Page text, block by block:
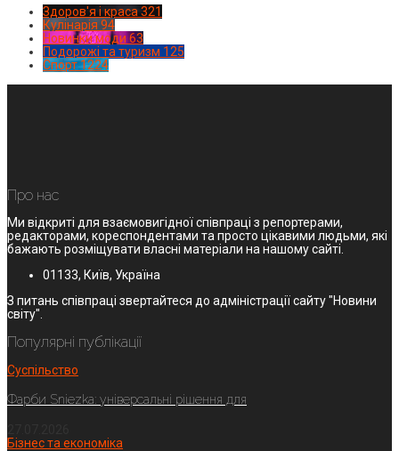
Здоров'я і краса 321
Кулінарія 94
Новинки моди 63
Подорожі та туризм 125
Спорт1224
Про нас
Ми відкриті для взаємовигідної співпраці з репортерами,
редакторами, кореспондентами та просто цікавими людьми, які
бажають розміщувати власні матеріали на нашому сайті.
01133, Київ, Україна
З питань співпраці звертайтеся до адміністрації сайту "Новини
світу".
Популярні публікації
Суспільство
Фарби Sniezka: універсальні рішення для
Бізнес та економіка